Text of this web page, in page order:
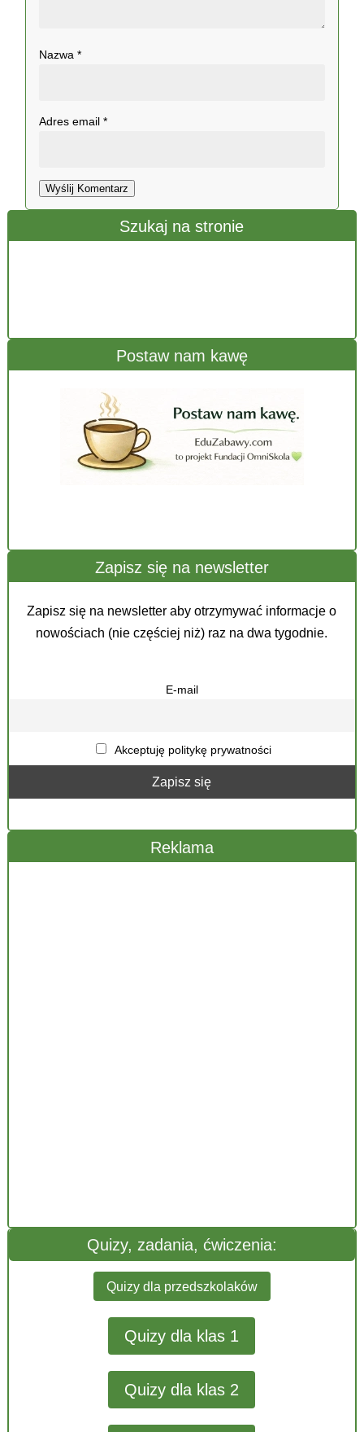
Szukaj na stronie
Postaw nam kawę
Zapisz się na newsletter
Zapisz się na newsletter aby otrzymywać informacje o
nowościach (nie częściej niż) raz na dwa tygodnie.
E-mail
Akceptuję politykę prywatności
Reklama
Quizy, zadania, ćwiczenia:
Quizy dla przedszkolaków
Quizy dla klas 1
Quizy dla klas 2
Nazwa*
Adres email*
Wyślij Komentarz